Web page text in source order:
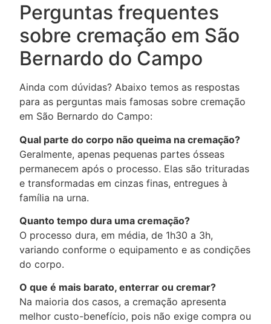
Perguntas frequentes
sobre cremação em São
Bernardo do Campo
Ainda com dúvidas? Abaixo temos as respostas
para as perguntas mais famosas sobre cremação
em São Bernardo do Campo:
Qual parte do corpo não queima na cremação?
Geralmente, apenas pequenas partes ósseas
permanecem após o processo. Elas são trituradas
e transformadas em cinzas finas, entregues à
família na urna.
Quanto tempo dura uma cremação?
O processo dura, em média, de 1h30 a 3h,
variando conforme o equipamento e as condições
do corpo.
O que é mais barato, enterrar ou cremar?
Na maioria dos casos, a cremação apresenta
melhor custo-benefício, pois não exige compra ou